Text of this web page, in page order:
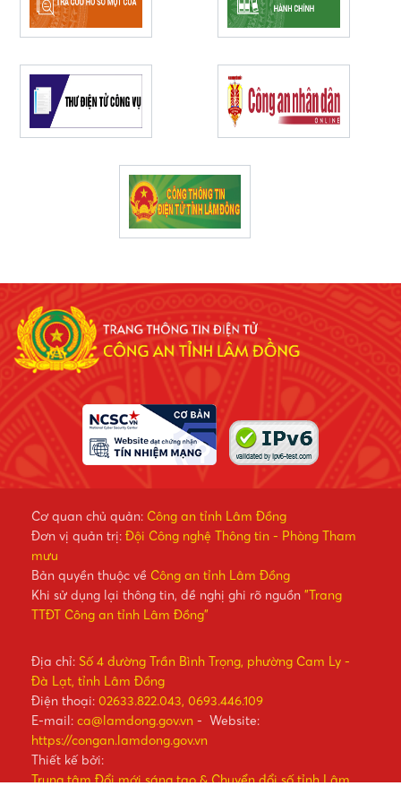
Cơ quan chủ quản: Công an tỉnh Lâm Đồng
Đơn vị quản trị: Đội Công nghệ Thông tin - Phòng Tham
mưu
Bản quyền thuộc về Công an tỉnh Lâm Đồng
Khi sử dụng lại thông tin, đề nghị ghi rõ nguồn "Trang
TTĐT Công an tỉnh Lâm Đồng"
Địa chỉ: Số 4 đường Trần Bình Trọng, phường Cam Ly -
Đà Lạt, tỉnh Lâm Đồng
Điện thoại: 02633.822.043, 0693.446.109
E-mail: ca@lamdong.gov.vn - Website:
https://congan.lamdong.gov.vn
Thiết kế bởi:
Trung tâm Đổi mới sáng tạo & Chuyển đổi số tỉnh Lâm